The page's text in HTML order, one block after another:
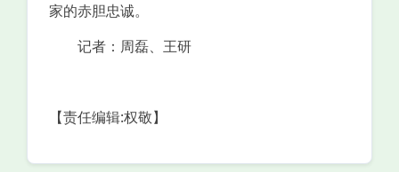
家的赤胆忠诚。
记者：周磊、王研
【责任编辑:权敬】